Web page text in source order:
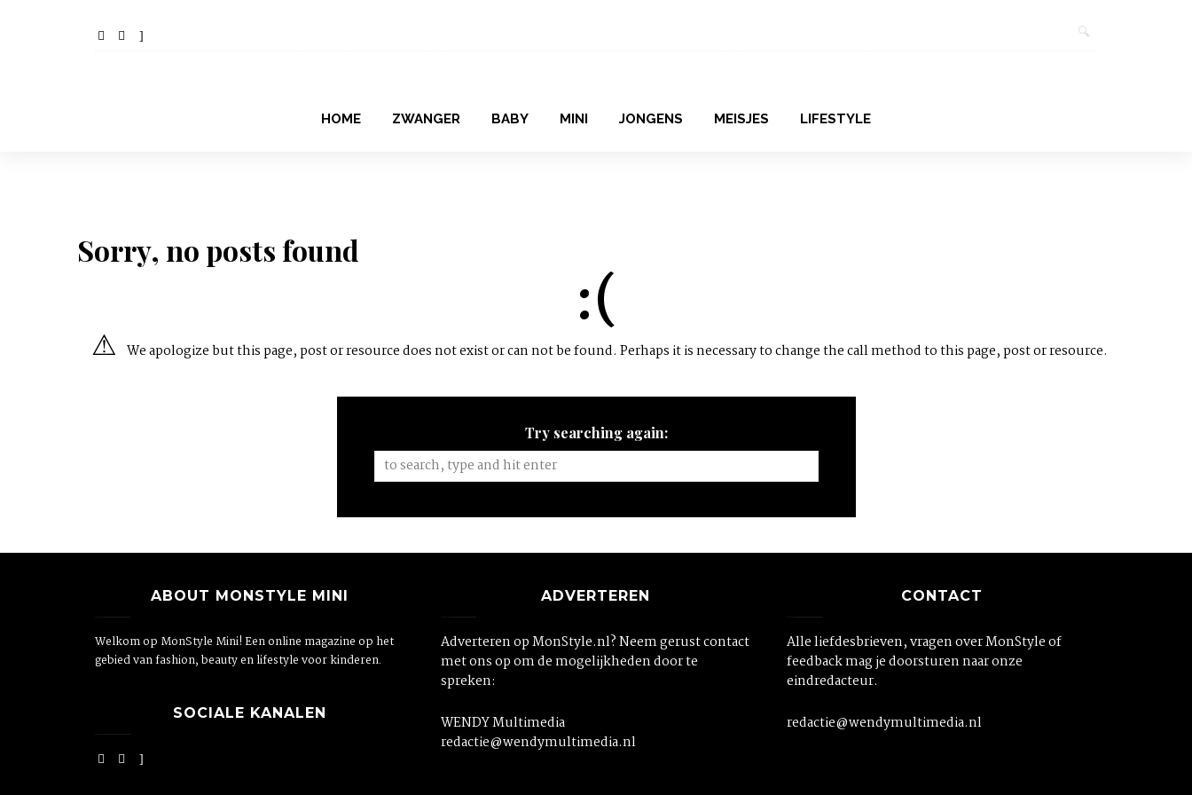
HOME ZWANGER BABY MINI JONGENS MEISJES LIFESTYLE
Sorry, no posts found
:(
We apologize but this page, post or resource does not exist or can not be found. Perhaps it is necessary to change the call method to this page, post or resource.
Try searching again:
ABOUT MONSTYLE MINI
Welkom op MonStyle Mini! Een online magazine op het
gebied van fashion, beauty en lifestyle voor kinderen.
SOCIALE KANALEN
ADVERTEREN
Adverteren op MonStyle.nl? Neem gerust contact
met ons op om de mogelijkheden door te
spreken:
WENDY Multimedia
redactie@wendymultimedia.nl
CONTACT
Alle liefdesbrieven, vragen over MonStyle of
feedback mag je doorsturen naar onze
eindredacteur.
redactie@wendymultimedia.nl